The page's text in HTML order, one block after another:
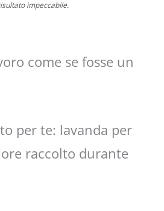
impeccabile.
come se fosse un
per te: lavanda per
raccolto durante